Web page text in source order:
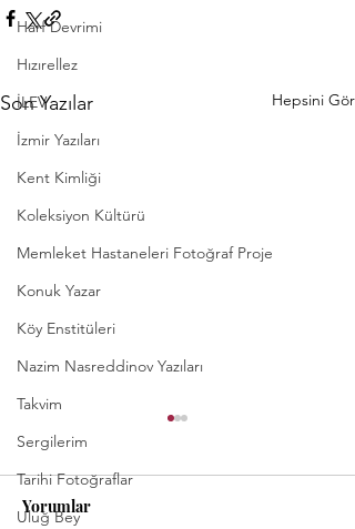
Harf Devrimi
Hızırellez
İLEV
İzmir Yazıları
Kent Kimliği
Koleksiyon Kültürü
Memleket Hastaneleri Fotoğraf Proje
Konuk Yazar
Köy Enstitüleri
Nazim Nasreddinov Yazıları
Takvim
Sergilerim
Tarihi Fotoğraflar
Uluğ Bey
Son Yazılar Hepsini Gör
Yorumlar